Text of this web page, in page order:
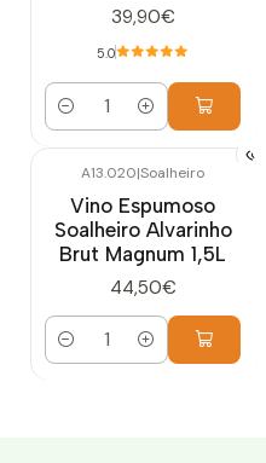
39,90€
5.0
Cantidad
A13.020|Soalheiro
Vino Espumoso
Soalheiro Alvarinho
Brut Magnum 1,5L
44,50€
Cantidad